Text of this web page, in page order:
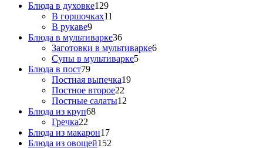
Блюда в духовке129
В горшочках11
В рукаве9
Блюда в мультиварке36
Заготовки в мультиварке6
Супы в мультиварке5
Блюда в пост79
Постная выпечка19
Постное второе22
Постные салаты12
Блюда из круп68
Гречка22
Блюда из макарон17
Блюда из овощей152